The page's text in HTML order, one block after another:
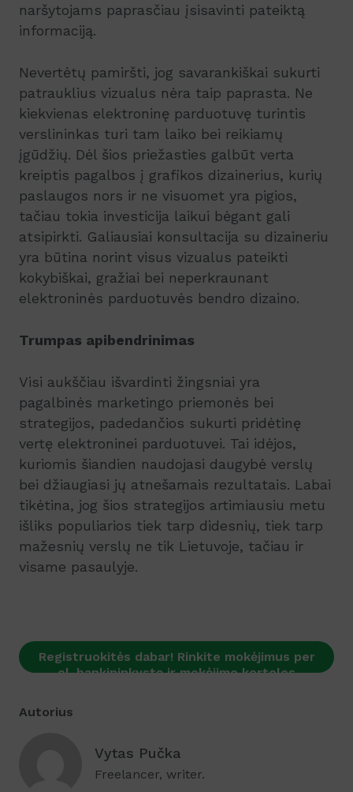
naršytojams paprasčiau įsisavinti pateiktą
informaciją.
Nevertėtų pamiršti, jog savarankiškai sukurti
patrauklius vizualus nėra taip paprasta. Ne
kiekvienas elektroninę parduotuvę turintis
verslininkas turi tam laiko bei reikiamų
įgūdžių. Dėl šios priežasties galbūt verta
kreiptis pagalbos į grafikos dizainerius, kurių
paslaugos nors ir ne visuomet yra pigios,
tačiau tokia investicija laikui bėgant gali
atsipirkti. Galiausiai konsultacija su dizaineriu
yra būtina norint visus vizualus pateikti
kokybiškai, gražiai bei neperkraunant
elektroninės parduotuvės bendro dizaino.
Trumpas apibendrinimas
Visi aukščiau išvardinti žingsniai yra
pagalbinės marketingo priemonės bei
strategijos, padedančios sukurti pridėtinę
vertę elektroninei parduotuvei. Tai idėjos,
kuriomis šiandien naudojasi daugybė verslų
bei džiaugiasi jų atnešamais rezultatais. Labai
tikėtina, jog šios strategijos artimiausiu metu
išliks populiarios tiek tarp didesnių, tiek tarp
mažesnių verslų ne tik Lietuvoje, tačiau ir
visame pasaulyje.
Registruokitės dabar! Rinkite mokėjimus per
el. bankininkystę ir mokėjimo korteles
Autorius
Vytas Pučka
Freelancer, writer.